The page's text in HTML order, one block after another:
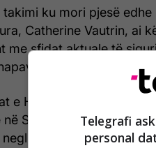
takimi ku mori pjesë
Catherine Vautrin, ai
me sfidat aktuale të
konkretë.
e Hegseth përsërisin
në Singapor në fund të
neglizhuar për një kohë
Telegrafi
personal